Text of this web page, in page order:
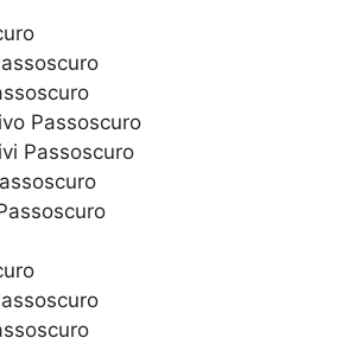
Passoscuro
Passoscuro